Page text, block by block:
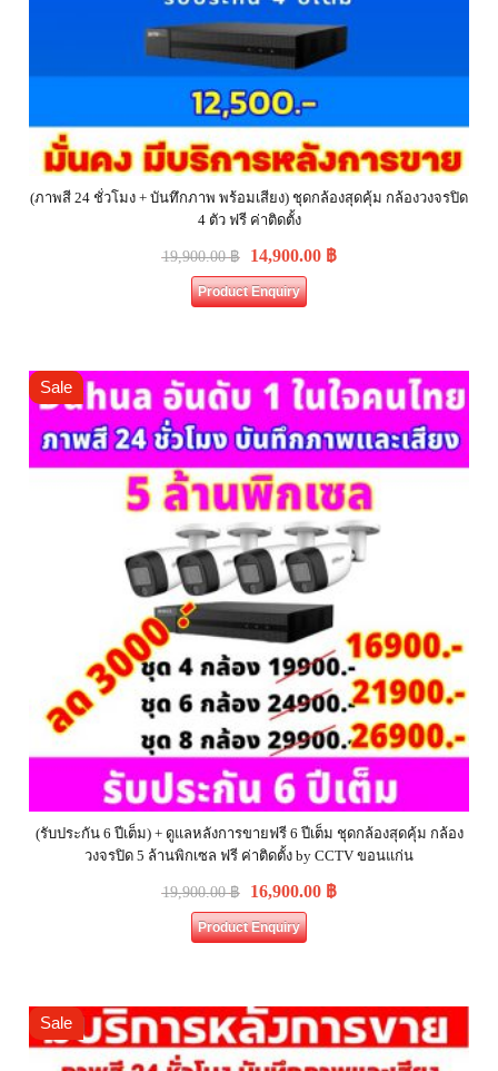
(ภาพสี 24 ชั่วโมง + บันทึกภาพ พร้อมเสียง) ชุดกล้องสุดคุ้ม กล้องวงจรปิด
4 ตัว ฟรี ค่าติดตั้ง
19,900.00฿ 14,900.00 ฿
Product Enquiry
Sale
(รับประกัน 6 ปีเต็ม) + ดูแลหลังการขายฟรี 6 ปีเต็ม ชุดกล้องสุดคุ้ม กล้อง
วงจรปิด 5 ล้านพิกเซล ฟรี ค่าติดตั้ง by CCTV ขอนแก่น
19,900.00฿ 16,900.00 ฿
Product Enquiry
Sale